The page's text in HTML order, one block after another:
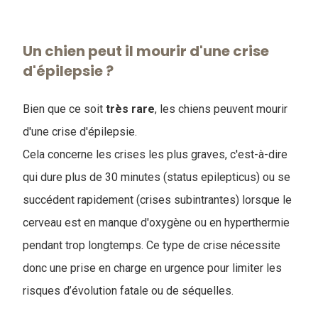
Un chien peut il mourir d'une crise
d'épilepsie ?
Bien que ce soit très rare, les chiens peuvent mourir
d'une crise d'épilepsie.
Cela concerne les crises les plus graves, c'est-à-dire
qui dure plus de 30 minutes (status epilepticus) ou se
succédent rapidement (crises subintrantes) lorsque le
cerveau est en manque d'oxygène ou en hyperthermie
pendant trop longtemps. Ce type de crise nécessite
donc une prise en charge en urgence pour limiter les
risques d’évolution fatale ou de séquelles.